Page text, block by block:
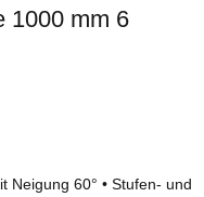
1000 mm 6
Neigung 60° • Stufen- und